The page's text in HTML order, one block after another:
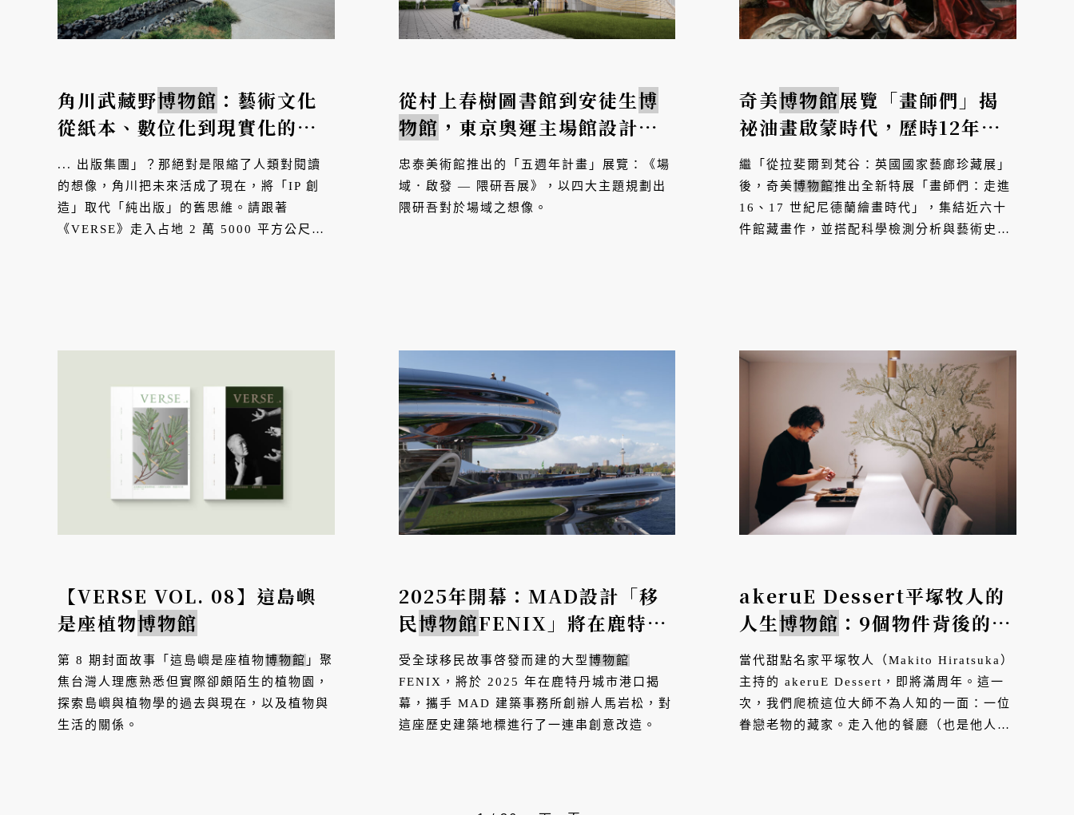
角川武藏野博物館 ：藝術文化
從紙本、數位化到現實化的出
版革命
... 出版集團」？那絕對是限縮了人類對閱讀
的想像，角川把未來活成了現在，將「IP 創
造」取代「純出版」的舊思維。請跟著
《VERSE》走入占地 2 萬 5000 平方公尺的
從村上春樹圖書館到安徒生博
物館 ，東京奧運主場館設計大
師隈研吾的建築漫遊
忠泰美術館推出的「五週年計畫」展覽：《場
域．啟發 — 隈研吾展》，以四大主題規劃出
隈研吾對於場域之想像。
奇美博物館展覽「畫師們」揭
祕油畫啟蒙時代，歷時12年研
究一次看懂尼德蘭繪畫
繼「從拉斐爾到梵谷：英國國家藝廊珍藏展」
後，奇美博物館推出全新特展「畫師們：走進
16、17 世紀尼德蘭繪畫時代」，集結近六十
件館藏畫作，並搭配科學檢測分析與藝術史研
【VERSE VOL. 08】這島嶼
是座植物博物館
第 8 期封面故事「這島嶼是座植物博物館 」聚
焦台灣人理應熟悉但實際卻頗陌生的植物園，
探索島嶼與植物學的過去與現在，以及植物與
生活的關係。
2025年開幕：MAD設計「移
民博物館FENIX」將在鹿特丹
書寫人類移民故事
受全球移民故事啓發而建的大型博物館
FENIX，將於 2025 年在鹿特丹城市港口揭
幕，攜手 MAD 建築事務所創辦人馬岩松，對
這座歷史建築地標進行了一連串創意改造。
akeruE Dessert平塚牧人的
人生博物館 ：9個物件背後的職
人故事
當代甜點名家平塚牧人（Makito Hiratsuka）
主持的 akeruE Dessert，即將滿周年。這一
次，我們爬梳這位大師不為人知的一面：一位
眷戀老物的藏家。走入他的餐廳（也是他人生